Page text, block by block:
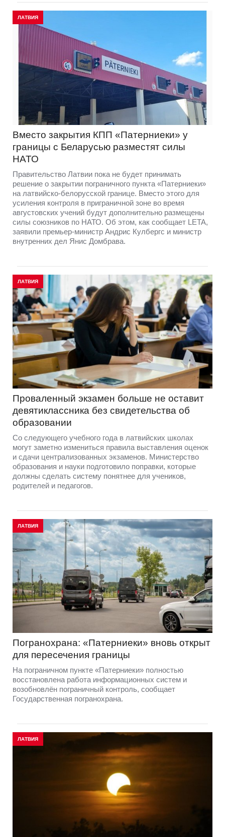
ЛАТВИЯ
Вместо закрытия КПП «Патерниеки» у
границы с Беларусью разместят силы
НАТО
Правительство Латвии пока не будет принимать
решение о закрытии пограничного пункта «Патерниеки»
на латвийско-белорусской границе. Вместо этого для
усиления контроля в приграничной зоне во время
августовских учений будут дополнительно размещены
силы союзников по НАТО. Об этом, как сообщает LETA,
заявили премьер-министр Андрис Кулбергс и министр
внутренних дел Янис Домбрава.
ЛАТВИЯ
Проваленный экзамен больше не оставит
девятиклассника без свидетельства об
образовании
Со следующего учебного года в латвийских школах
могут заметно измениться правила выставления оценок
и сдачи централизованных экзаменов. Министерство
образования и науки подготовило поправки, которые
должны сделать систему понятнее для учеников,
родителей и педагогов.
ЛАТВИЯ
Погранохрана: «Патерниеки» вновь открыт
для пересечения границы
На пограничном пункте «Патерниеки» полностью
восстановлена работа информационных систем и
возобновлён пограничный контроль, сообщает
Государственная погранохрана.
ЛАТВИЯ